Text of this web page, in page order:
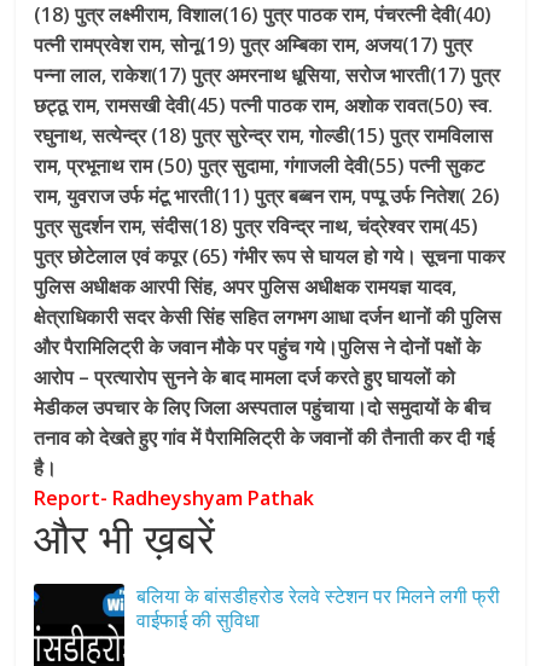
(18) पुत्र लक्ष्मीराम, विशाल(16) पुत्र पाठक राम, पंचरत्नी देवी(40)
पत्नी रामप्रवेश राम, सोनू(19) पुत्र अम्बिका राम, अजय(17) पुत्र
पन्ना लाल, राकेश(17) पुत्र अमरनाथ धूसिया, सरोज भारती(17) पुत्र
छट्ठू राम, रामसखी देवी(45) पत्नी पाठक राम, अशोक रावत(50) स्व.
रघुनाथ, सत्येन्द्र (18) पुत्र सुरेन्द्र राम, गोल्डी(15) पुत्र रामविलास
राम, प्रभूनाथ राम (50) पुत्र सुदामा, गंगाजली देवी(55) पत्नी सुकट
राम, युवराज उर्फ मंटू भारती(11) पुत्र बब्बन राम, पप्पू उर्फ नितेश( 26)
पुत्र सुदर्शन राम, संदीस(18) पुत्र रविन्द्र नाथ, चंद्रेश्वर राम(45)
पुत्र छोटेलाल एवं कपूर (65) गंभीर रूप से घायल हो गये। सूचना पाकर
पुलिस अधीक्षक आरपी सिंह, अपर पुलिस अधीक्षक रामयज्ञ यादव,
क्षेत्राधिकारी सदर केसी सिंह सहित लगभग आधा दर्जन थानों की पुलिस
और पैरामिलिट्री के जवान मौके पर पहुंच गये।पुलिस ने दोनों पक्षों के
आरोप – प्रत्यारोप सुनने के बाद मामला दर्ज करते हुए घायलों को
मेडीकल उपचार के लिए जिला अस्पताल पहुंचाया।दो समुदायों के बीच
तनाव को देखते हुए गांव में पैरामिलिट्री के जवानों की तैनाती कर दी गई
है।
Report- Radheyshyam Pathak
और भी ख़बरें
बलिया के बांसडीहरोड रेलवे स्टेशन पर मिलने लगी फ्री
वाईफाई की सुविधा